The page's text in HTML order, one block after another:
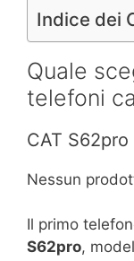
Indice dei
Quale
telefoni
CAT S62pro
Nessun
Il primo
S62pro,